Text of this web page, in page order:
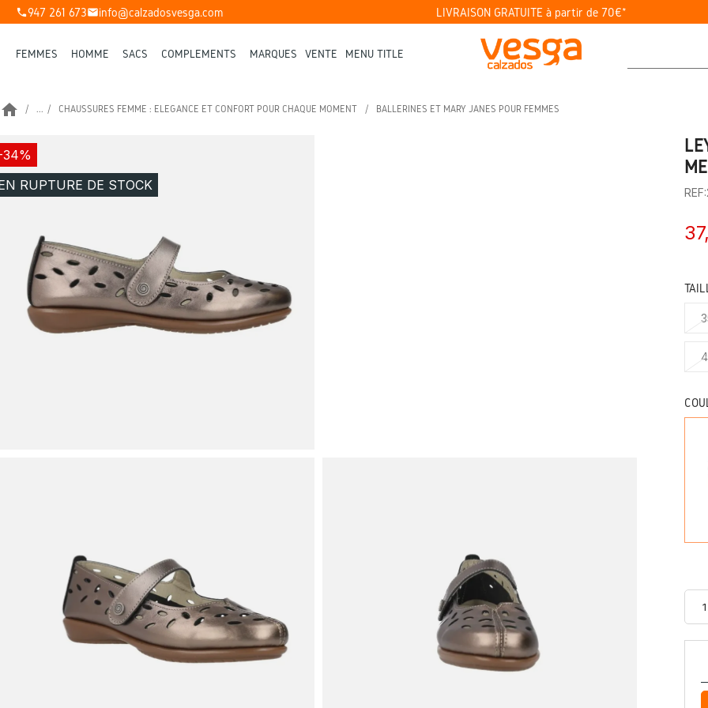
phone947 261 673mailinfo@calzadosvesga.com LIVRAISON GRATUITE à partir de 70€*
FEMMES HOMME SACS COMPLÉMENTS MARQUES VENTE MENU TITLE
home ... CHAUSSURES FEMME : ÉLÉGANCE ET CONFORT POUR CHAQUE MOMENT BALLERINES ET MARY JANES POUR FEMMES
RUPTURE DE STOCK